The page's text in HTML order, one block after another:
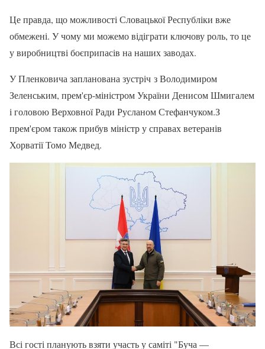
Це правда, що можливості Словацької Республіки вже
обмежені. У чому ми можемо відіграти ключову роль, то це
у виробництві боєприпасів на наших заводах.
У Пленковича запланована зустріч з Володимиром
Зеленським, прем'єр-міністром України Денисом Шмигалем
і головою Верховної Ради Русланом Стефанчуком.З
прем'єром також прибув міністр у справах ветеранів
Хорватії Томо Медвед.
Всі гості планують взяти участь у саміті "Буча —